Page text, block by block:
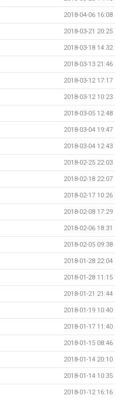
2018-04-06 16:08
2018-03-21 20:25
2018-03-18 14:32
2018-03-13 21:46
2018-03-12 17:17
2018-03-12 10:23
2018-03-05 12:48
2018-03-04 19:47
2018-03-04 12:43
2018-02-25 22:03
2018-02-18 22:07
2018-02-17 10:26
2018-02-08 17:29
2018-02-06 18:31
2018-02-05 09:38
2018-01-28 22:04
2018-01-28 11:15
2018-01-21 21:44
2018-01-19 10:40
2018-01-17 11:40
2018-01-15 08:46
2018-01-14 20:10
2018-01-14 10:35
2018-01-12 16:16